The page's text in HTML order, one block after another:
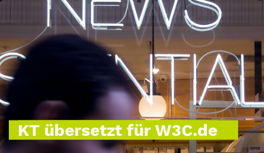
KT übersetzt für W3C.de